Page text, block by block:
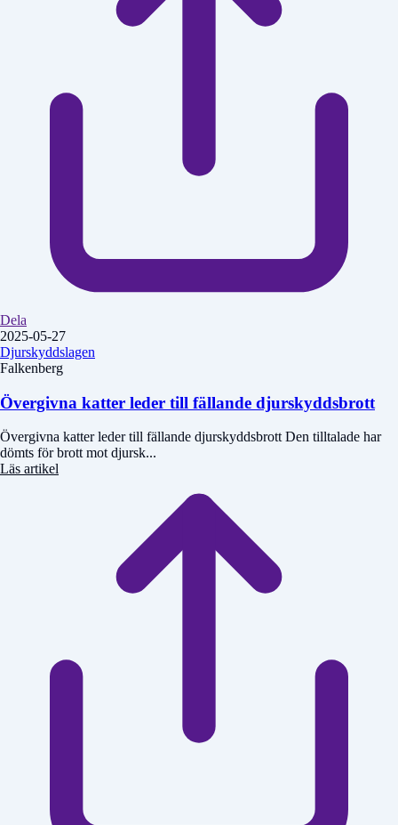
Dela
2025-05-27
Djurskyddslagen
Falkenberg
Övergivna katter leder till fällande djurskyddsbrott
Övergivna katter leder till fällande djurskyddsbrott Den tilltalade har
dömts för brott mot djursk...
Läs artikel